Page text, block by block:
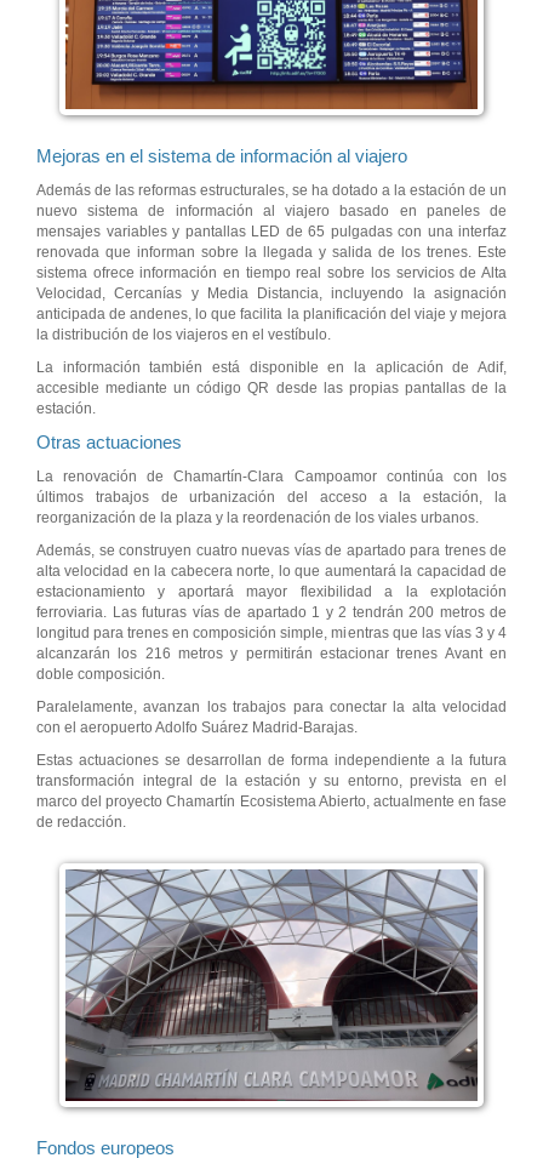
Mejoras en el sistema de información al viajero
Además de las reformas estructurales, se ha dotado a la estación de un
nuevo sistema de información al viajero basado en paneles de
mensajes variables y pantallas LED de 65 pulgadas con una interfaz
renovada que informan sobre la llegada y salida de los trenes. Este
sistema ofrece información en tiempo real sobre los servicios de Alta
Velocidad, Cercanías y Media Distancia, incluyendo la asignación
anticipada de andenes, lo que facilita la planificación del viaje y mejora
la distribución de los viajeros en el vestíbulo.
La información también está disponible en la aplicación de Adif,
accesible mediante un código QR desde las propias pantallas de la
estación.
Otras actuaciones
La renovación de Chamartín-Clara Campoamor continúa con los
últimos trabajos de urbanización del acceso a la estación, la
reorganización de la plaza y la reordenación de los viales urbanos.
Además, se construyen cuatro nuevas vías de apartado para trenes de
alta velocidad en la cabecera norte, lo que aumentará la capacidad de
estacionamiento y aportará mayor flexibilidad a la explotación
ferroviaria. Las futuras vías de apartado 1 y 2 tendrán 200 metros de
longitud para trenes en composición simple, mientras que las vías 3 y 4
alcanzarán los 216 metros y permitirán estacionar trenes Avant en
doble composición.
Paralelamente, avanzan los trabajos para conectar la alta velocidad
con el aeropuerto Adolfo Suárez Madrid-Barajas.
Estas actuaciones se desarrollan de forma independiente a la futura
transformación integral de la estación y su entorno, prevista en el
marco del proyecto Chamartín Ecosistema Abierto, actualmente en fase
de redacción.
Fondos europeos